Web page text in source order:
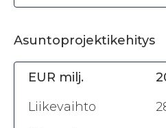
Asuntoprojektikehitys
EUR milj.
Liikevaihto